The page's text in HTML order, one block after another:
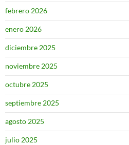
febrero 2026
enero 2026
diciembre 2025
noviembre 2025
octubre 2025
septiembre 2025
agosto 2025
julio 2025